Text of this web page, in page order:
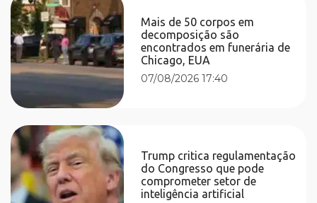
Mais de 50 corpos em
decomposição são
encontrados em funerária de
Chicago, EUA
07/08/2026 17:40
Trump critica regulamentação
do Congresso que pode
comprometer setor de
inteligência artificial